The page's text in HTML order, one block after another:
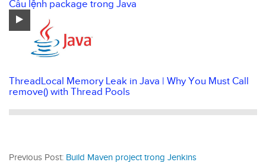
Câu lệnh package trong Java
ThreadLocal Memory Leak in Java | Why You Must Call
remove() with Thread Pools
Previous Post: Build Maven project trong Jenkins